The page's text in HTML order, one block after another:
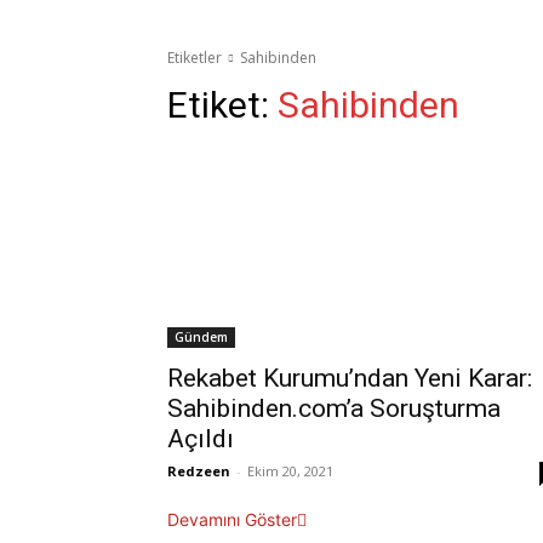
Etiketler Sahibinden
Etiket: Sahibinden
Gündem
Rekabet Kurumu’ndan Yeni Karar:
Sahibinden.com’a Soruşturma
Açıldı
Redzeen - Ekim 20, 2021
Devamını Göster